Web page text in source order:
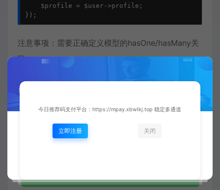
    $profile = $user->profile;
});
注意事项：需要正确定义模型的hasOne/hasMany关
联
今日推荐码支付平台：https://mpay.xbwlkj.top 稳定多通道
立即注册 关闭